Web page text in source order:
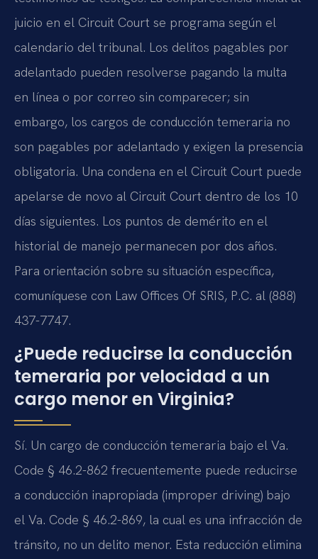
juicio en el Circuit Court se programa según el
calendario del tribunal. Los delitos pagables por
adelantado pueden resolverse pagando la multa
en línea o por correo sin comparecer; sin
embargo, los cargos de conducción temeraria no
son pagables por adelantado y exigen la presencia
obligatoria. Una condena en el Circuit Court puede
apelarse de novo al Circuit Court dentro de los 10
días siguientes. Los puntos de demérito en el
historial de manejo permanecen por dos años.
Para orientación sobre su situación específica,
comuníquese con Law Offices Of SRIS, P.C. al (888)
437-7747.
¿Puede reducirse la conducción
temeraria por velocidad a un
cargo menor en Virginia?
Sí. Un cargo de conducción temeraria bajo el Va.
Code § 46.2-862 frecuentemente puede reducirse
a conducción inapropiada (improper driving) bajo
el Va. Code § 46.2-869, la cual es una infracción de
tránsito, no un delito menor. Esta reducción elimina